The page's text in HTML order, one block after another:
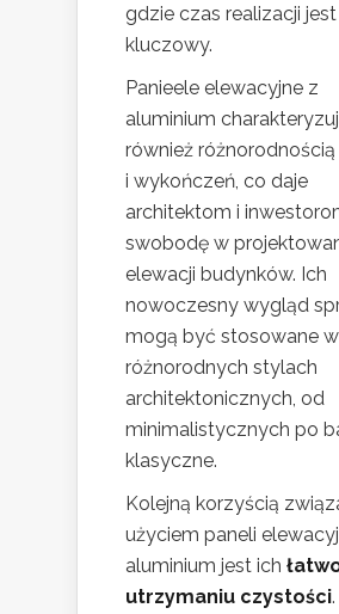
gdzie czas realizacji jest
kluczowy.
Panieele elewacyjne z
aluminium
również
i wykończeń, co daje
architektom i
swobodę w
elewacji budynków. Ich
nowoczesny wygląd
mogą być stosowane w
różnorodnych stylach
architektonicznych, od
minimalistycznych po
klasyczne.
Kolejną korzyścią
użyciem paneli
aluminium jest ich
utrzymaniu czystości.